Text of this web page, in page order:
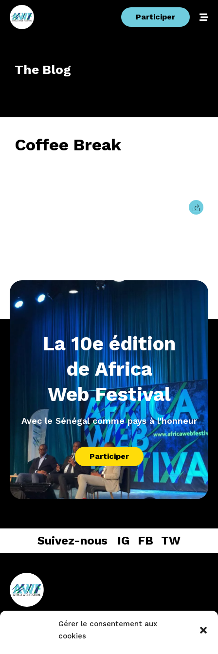
Gérer le consentement aux
cookies
Participer
The Blog
Coffee Break
La 10e édition
de Africa
Web Festival
Avec le Sénégal comme pays à l'honneur
Participer
Suivez-nous IG FB TW
Vieux Cocody non loin de la